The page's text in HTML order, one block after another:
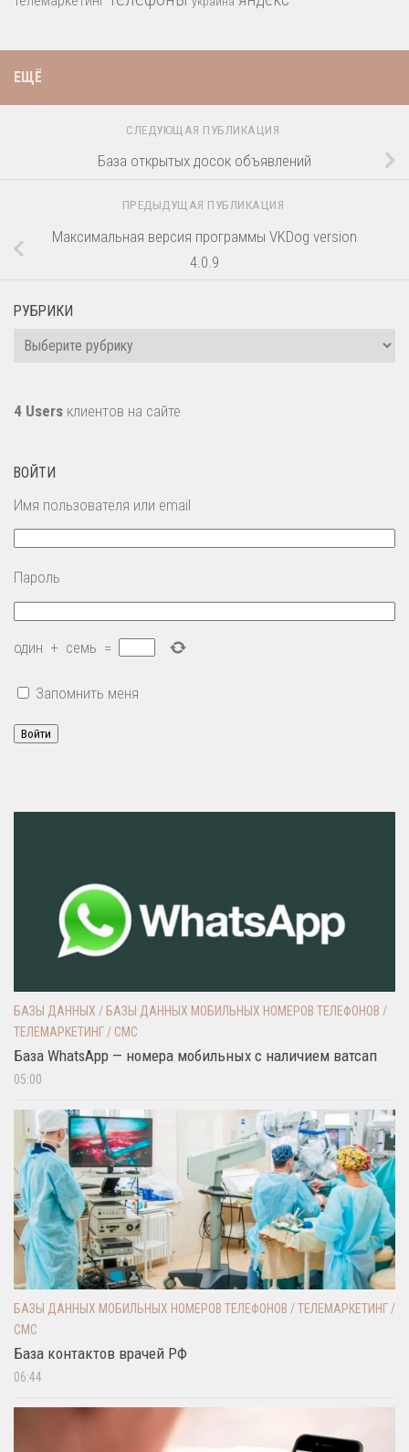
ЕЩЁ
СЛЕДУЮЩАЯ ПУБЛИКАЦИЯ
База открытых досок объявлений
ПРЕДЫДУЩАЯ ПУБЛИКАЦИЯ
Максимальная версия программы VKDog version
4.0.9
РУБРИКИ
Рубрики
4 Users клиентов на сайте
ВОЙТИ
Имя пользователя или email
Пароль
один + семь =
Запомнить меня
Войти
БАЗЫ ДАННЫХ / БАЗЫ ДАННЫХ МОБИЛЬНЫХ НОМЕРОВ ТЕЛЕФОНОВ /
ТЕЛЕМАРКЕТИНГ / СМС
База WhatsApp — номера мобильных с наличием ватсап
05:00
БАЗЫ ДАННЫХ МОБИЛЬНЫХ НОМЕРОВ ТЕЛЕФОНОВ /ТЕЛЕМАРКЕТИНГ /
СМС
База контактов врачей РФ
06:44